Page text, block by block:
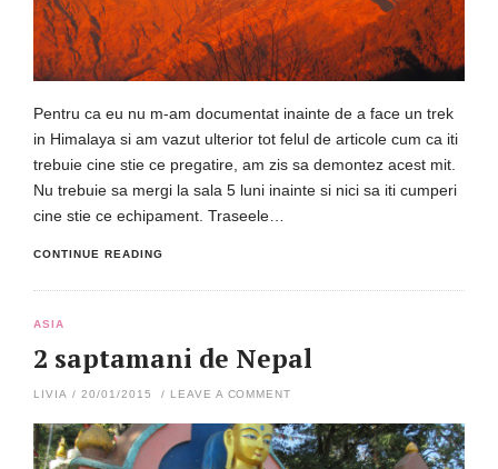
Pentru ca eu nu m-am documentat inainte de a face un trek
in Himalaya si am vazut ulterior tot felul de articole cum ca iti
trebuie cine stie ce pregatire, am zis sa demontez acest mit.
Nu trebuie sa mergi la sala 5 luni inainte si nici sa iti cumperi
cine stie ce echipament. Traseele…
CONTINUE READING
ASIA
2 saptamani de Nepal
LIVIA / 20/01/2015 / LEAVE A COMMENT